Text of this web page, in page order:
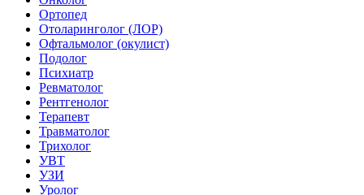
Ортопед
Отоларинголог (ЛОР)
Офтальмолог (окулист)
Подолог
Психиатр
Ревматолог
Рентгенолог
Терапевт
Травматолог
Трихолог
УВТ
УЗИ
Уролог